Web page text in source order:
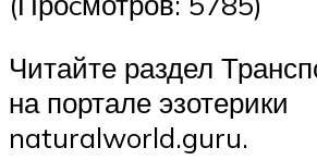
Читайте раздел
на портале эзотерики
naturalworld.guru.